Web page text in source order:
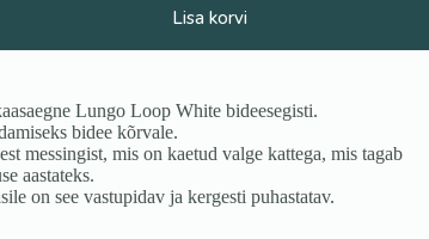
Lisa korvi
Lungo Loop White bideesegisti.
bidee kõrvale.
messingist, mis on kaetud valge kattega, mis tagab
aastateks.
on see vastupidav ja kergesti puhastatav.